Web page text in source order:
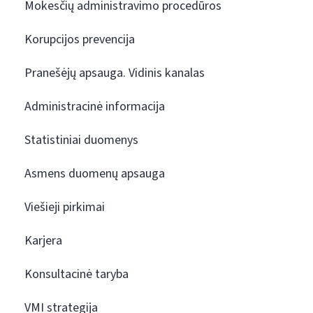
Mokesčių administravimo procedūros
Korupcijos prevencija
Pranešėjų apsauga. Vidinis kanalas
Administracinė informacija
Statistiniai duomenys
Asmens duomenų apsauga
Viešieji pirkimai
Karjera
Konsultacinė taryba
VMI strategija